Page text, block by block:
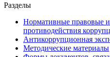
Разделы
Нормативные правовые
противодействия
Антикоррупционная
Методические материалы